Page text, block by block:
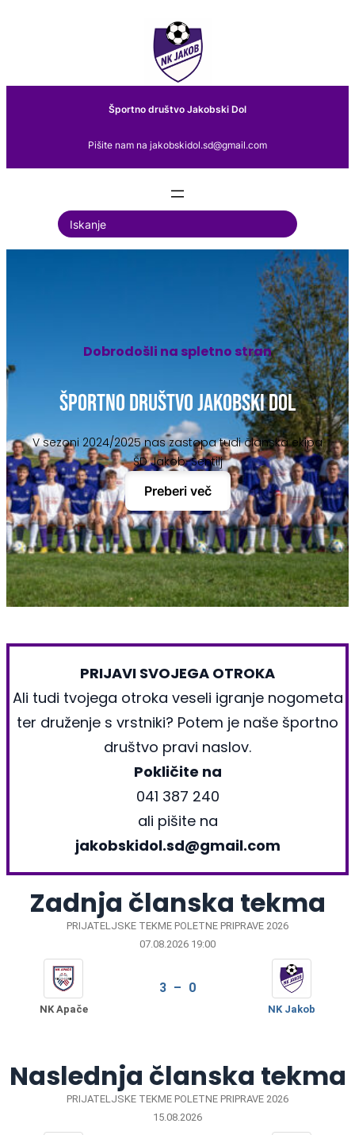
Športno društvo Jakobski Dol
Pišite nam na jakobskidol.sd@gmail.com
S
e
Dobrodošli na spletno stran
Športno društvo jakobski dol
V sezoni 2024/2025 nas zastopa tudi članska ekipa
ŠD Jakob-Šentilj
Preberi več
PRIJAVI SVOJEGA OTROKA
Ali tudi tvojega otroka veseli igranje nogometa
ter druženje s vrstniki? Potem je naše športno
društvo pravi naslov.
Pokličite na
041 387 240
ali pišite na
jakobskidol.sd@gmail.com
Zadnja članska tekma
PRIJATELJSKE TEKME POLETNE PRIPRAVE 2026
07.08.2026 19:00
NK Apače
3 – 0
NK Jakob
Naslednja članska tekma
PRIJATELJSKE TEKME POLETNE PRIPRAVE 2026
15.08.2026